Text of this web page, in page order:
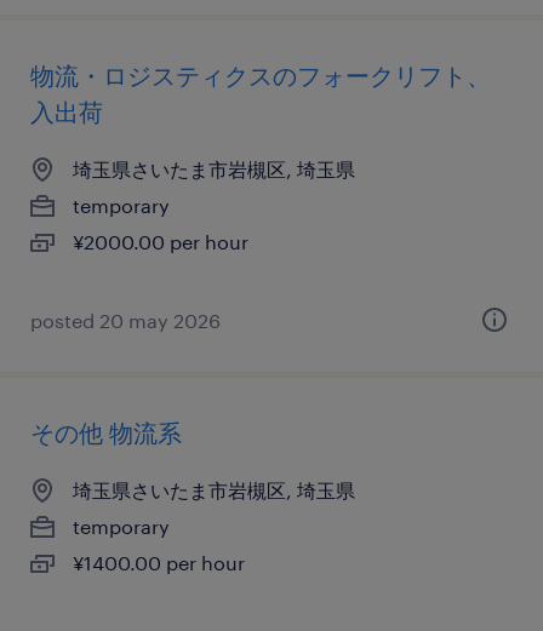
物流・ロジスティクスのフォークリフト、
入出荷
埼玉県さいたま市岩槻区, 埼玉県
temporary
¥2000.00 per hour
posted 20 may 2026
その他 物流系
埼玉県さいたま市岩槻区, 埼玉県
temporary
¥1400.00 per hour